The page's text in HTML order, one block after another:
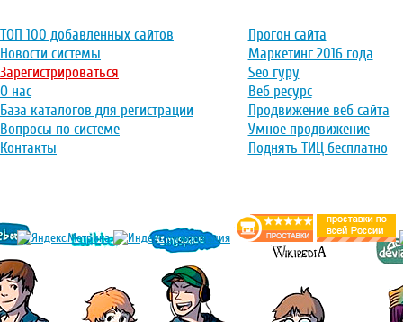
ТОП 100 добавленных сайтов
Новости системы
Зарегистрироваться
О нас
База каталогов для регистрации
Вопросы по системе
Контакты
Прогон сайта
Маркетинг 2016 года
Seo гуру
Веб ресурс
Продвижение веб сайта
Умное продвижение
Поднять ТИЦ бесплатно